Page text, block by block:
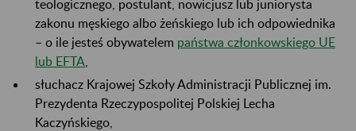
teologicznego, postulant, nowicjusz lub juniorysta
zakonu męskiego albo żeńskiego lub ich odpowiednika
– o ile jesteś obywatelem państwa członkowskiego UE
lub EFTA
słuchacz Krajowej Szkoły Administracji Publicznej im.
Prezydenta Rzeczypospolitej Polskiej Lecha
Kaczyńskiego,